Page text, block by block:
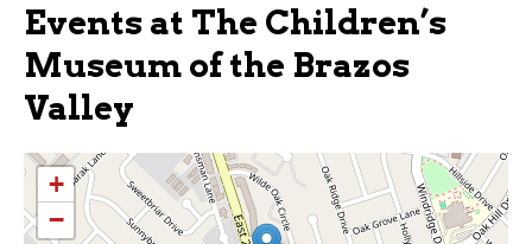
Events at The Children’s
Museum of the Brazos
Valley
+
−